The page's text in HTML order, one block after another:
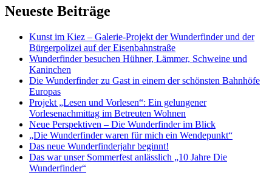
Navigation
Neueste Beiträge
Kunst im Kiez – Galerie-Projekt der Wunderfinder und der
Bürgerpolizei auf der Eisenbahnstraße
Wunderfinder besuchen Hühner, Lämmer, Schweine und
Kaninchen
Die Wunderfinder zu Gast in einem der schönsten Bahnhöfe
Europas
Projekt „Lesen und Vorlesen“: Ein gelungener
Vorlesenachmittag im Betreuten Wohnen
Neue Perspektiven – Die Wunderfinder im Blick
„Die Wunderfinder waren für mich ein Wendepunkt“
Das neue Wunderfinderjahr beginnt!
Das war unser Sommerfest anlässlich „10 Jahre Die
Wunderfinder“